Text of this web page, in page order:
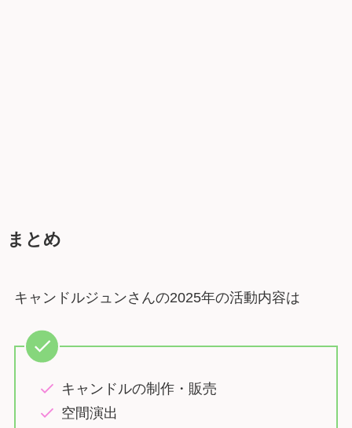
まとめ
キャンドルジュンさんの2025年の活動内容は
キャンドルの制作・販売
空間演出